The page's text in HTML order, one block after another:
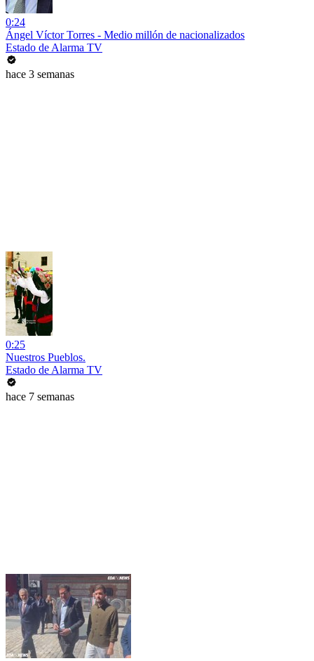
0:24
Ángel Víctor Torres - Medio millón de nacionalizados
Estado de Alarma TV
hace 3 semanas
0:25
Nuestros Pueblos.
Estado de Alarma TV
hace 7 semanas